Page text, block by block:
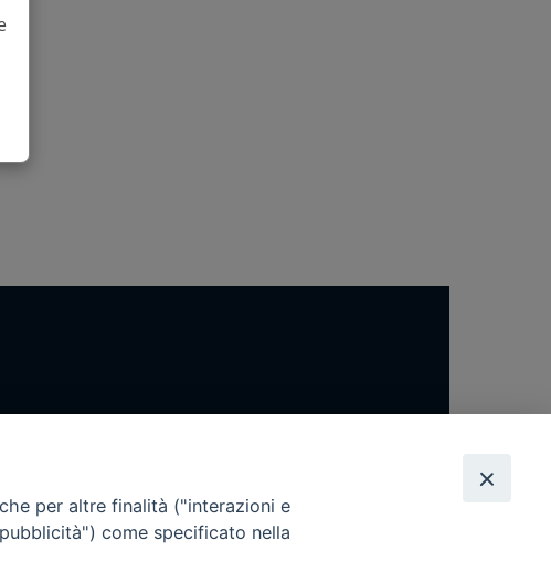
per altre finalità ("interazioni e
come specificato nella